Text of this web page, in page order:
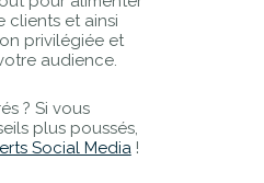
clients et ainsi
privilégiée et
audience.
? Si vous
plus poussés,
Social Media!